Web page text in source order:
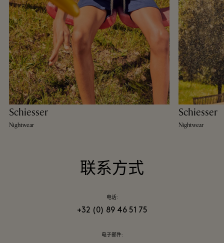
Schiesser
Nightwear
Schiesser
Nightwear
联系方式
电话:
+32 (0) 89 46 51 75
电子邮件: